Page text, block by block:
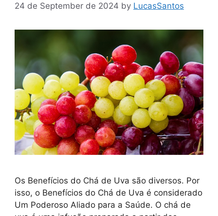
24 de September de 2024 by LucasSantos
Os Benefícios do Chá de Uva são diversos. Por
isso, o Benefícios do Chá de Uva é considerado
Um Poderoso Aliado para a Saúde. O chá de